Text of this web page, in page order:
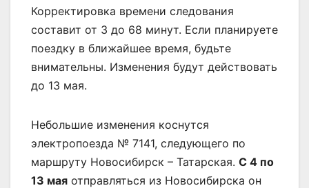
Корректировка времени следования
составит от 3 до 68 минут. Если планируете
поездку в ближайшее время, будьте
внимательны. Изменения будут действовать
до 13 мая.
Небольшие изменения коснутся
электропоезда № 7141, следующего по
маршруту Новосибирск – Татарская. С 4 по
13 мая отправляться из Новосибирска он